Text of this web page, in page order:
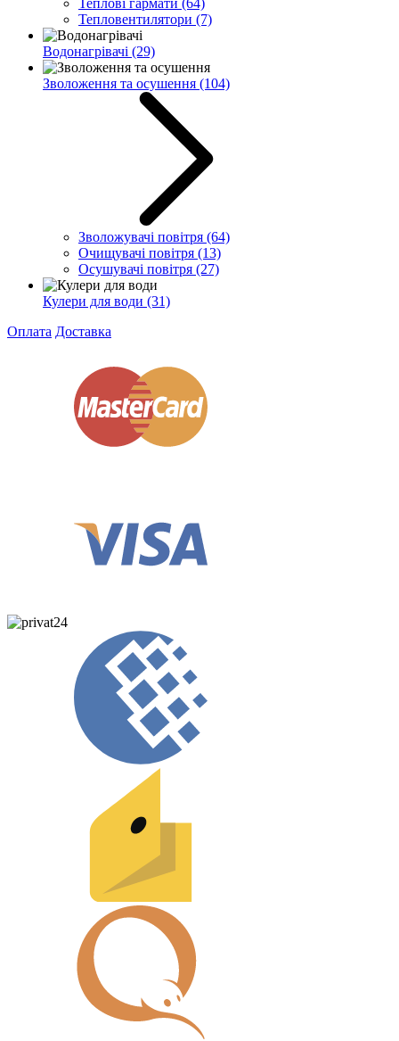
Тепловентилятори (7)
Водонагрівачі (29)
Зволоження та осушення (104)
Зволожувачі повітря (64)
Очищувачі повітря (13)
Осушувачі повітря (27)
Кулери для води (31)
Оплата Доставка